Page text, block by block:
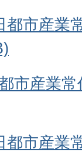
都市産業
市産業
都市産業